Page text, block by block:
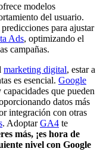
modelos
del usuario.
para ajustar
Ads, optimizando el
campañas.
marketing digital, estar a
es esencial. Google
que pueden
datos más
integración con otras
. AdoptarGA4 te
más, ¡es hora de
nivel con Google